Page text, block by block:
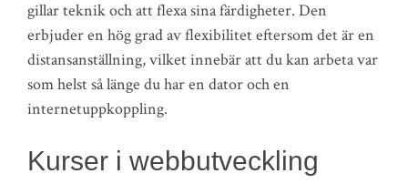
gillar teknik och att flexa sina färdigheter. Den
erbjuder en hög grad av flexibilitet eftersom det är en
distansanställning, vilket innebär att du kan arbeta var
som helst så länge du har en dator och en
internetuppkoppling.
Kurser i webbutveckling